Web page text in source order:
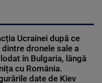
Ucrainei după ce
dintre dronele sale a
în Bulgaria, lângă
cu România.
date de Kiev